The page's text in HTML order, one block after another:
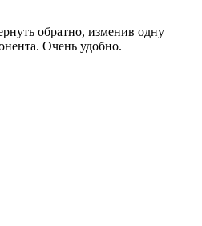
обратно, изменив одну
Очень удобно.